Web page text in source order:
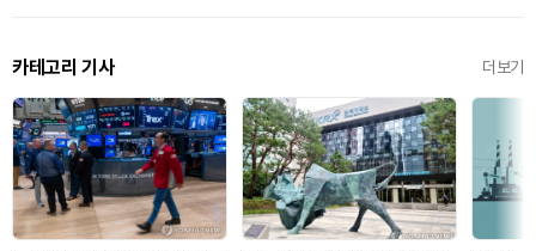
카테고리 기사 더보기